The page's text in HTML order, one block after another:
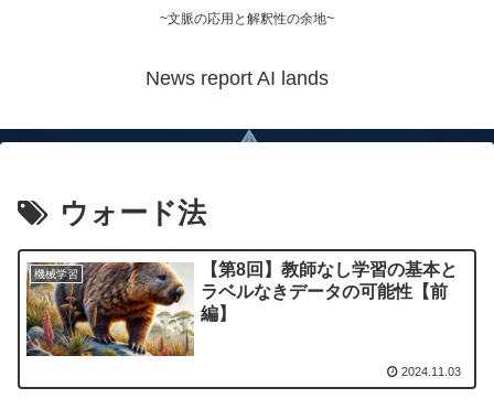
~文脈の応用と解釈性の余地~
News report AI lands
ウォード法
機械学習
【第8回】教師なし学習の基本と
ラベルなきデータの可能性【前
編】
2024.11.03